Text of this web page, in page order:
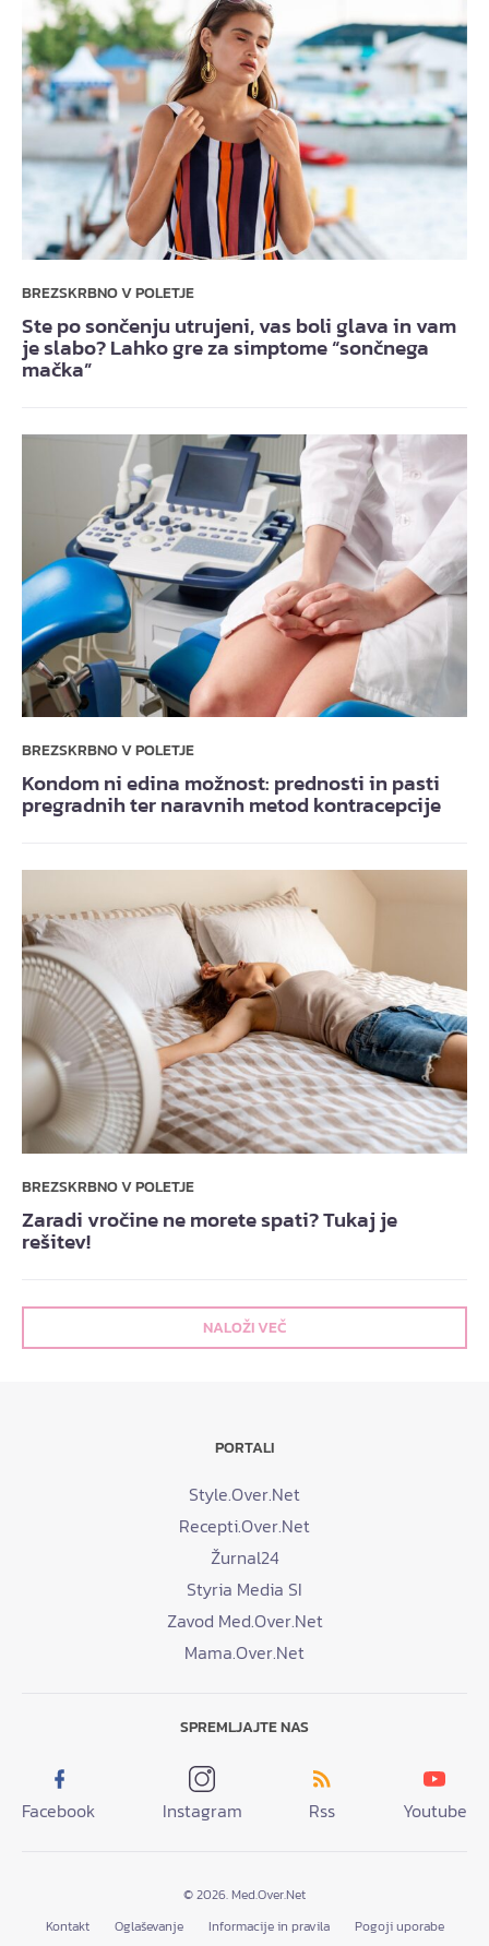
BREZSKRBNO V POLETJE
Ste po sončenju utrujeni, vas boli glava in vam
je slabo? Lahko gre za simptome “sončnega
mačka”
BREZSKRBNO V POLETJE
Kondom ni edina možnost: prednosti in pasti
pregradnih ter naravnih metod kontracepcije
BREZSKRBNO V POLETJE
Zaradi vročine ne morete spati? Tukaj je
rešitev!
NALOŽI VEČ
PORTALI
Style.Over.Net
Recepti.Over.Net
Žurnal24
Styria Media SI
Zavod Med.Over.Net
Mama.Over.Net
SPREMLJAJTE NAS
Facebook Instagram Rss Youtube
© 2026. Med.Over.Net
Kontakt
Oglaševanje Informacije in pravila Pogoji uporabe